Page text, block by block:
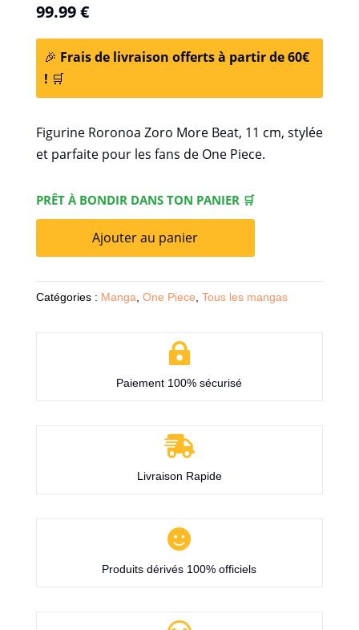
99.99€
🎉 Frais de livraison offerts à partir de 60€
! 🛒
Figurine Roronoa Zoro More Beat, 11 cm, stylée
et parfaite pour les fans de One Piece.
PRÊT À BONDIR DANS TON PANIER 🛒
Ajouter au panier
Catégories : Manga, One Piece, Tous les mangas

Paiement 100% sécurisé

Livraison Rapide

Produits dérivés 100% officiels